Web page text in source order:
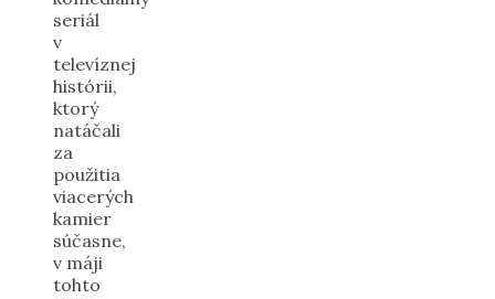
seriál
v
televíznej
histórii,
ktorý
natáčali
za
použitia
viacerých
kamier
súčasne,
v máji
tohto